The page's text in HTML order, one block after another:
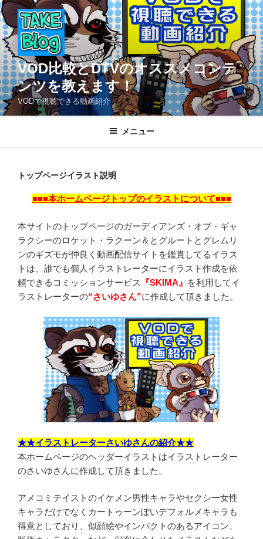
コ
ン
テ
ン
ツ
へ
ス
キ
ッ
VOD比較とDTVのオススメコンテ
ンツを教えます！
VODで視聴できる動画紹介
メニュー
トップページイラスト説明
■■■本ホームページトップのイラストについて■■■
本サイトのトップページのガーディアンズ・オブ・ギャ
ラクシーのロケット・ラクーン＆とグルートとグレムリ
ンのギズモが仲良く動画配信サイトを鑑賞してるイラス
トは、誰でも個人イラストレーターにイラスト作成を依
頼できるコミッションサービス
『SKIMA』 を利用してイ
ラストレーターの“さいゆさん”に作成して頂きました。
★★イラストレーターさいゆさんの紹介★★
本ホームページのヘッダーイラストはイラストレーター
のさいゆさんに作成して頂きました。
アメコミテイストのイケメン男性キャラやセクシー女性
キャラだけでなくカートゥーンぽいデフォルメキャラも
得意としており、似顔絵やインパクトのあるアイコン、